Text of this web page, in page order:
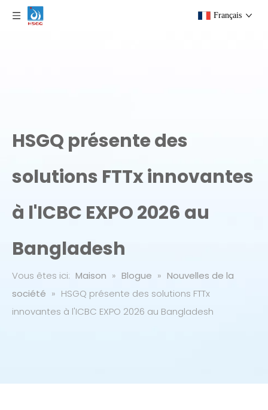
Français
HSGQ présente des
solutions FTTx innovantes
à l'ICBC EXPO 2026 au
Bangladesh
Vous êtes ici: Maison » Blogue » Nouvelles de la
société » HSGQ présente des solutions FTTx
innovantes à l'ICBC EXPO 2026 au Bangladesh